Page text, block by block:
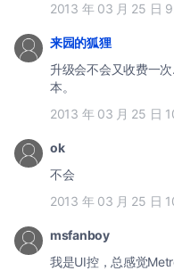
2013 年 03 月 25 日
来园的狐狸
升级会不会又收费一
本。
2013 年 03 月 25 日
ok
不会
2013 年 03 月 25 日
msfanboy
我是UI控，总感觉